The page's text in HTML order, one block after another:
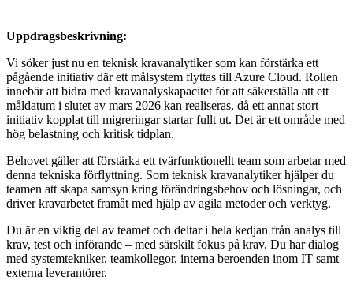
Uppdragsbeskrivning:
Vi söker just nu en teknisk kravanalytiker som kan förstärka ett
pågående initiativ där ett målsystem flyttas till Azure Cloud. Rollen
innebär att bidra med kravanalyskapacitet för att säkerställa att ett
måldatum i slutet av mars 2026 kan realiseras, då ett annat stort
initiativ kopplat till migreringar startar fullt ut. Det är ett område med
hög belastning och kritisk tidplan.
Behovet gäller att förstärka ett tvärfunktionellt team som arbetar med
denna tekniska förflyttning. Som teknisk kravanalytiker hjälper du
teamen att skapa samsyn kring förändringsbehov och lösningar, och
driver kravarbetet framåt med hjälp av agila metoder och verktyg.
Du är en viktig del av teamet och deltar i hela kedjan från analys till
krav, test och införande – med särskilt fokus på krav. Du har dialog
med systemtekniker, teamkollegor, interna beroenden inom IT samt
externa leverantörer.